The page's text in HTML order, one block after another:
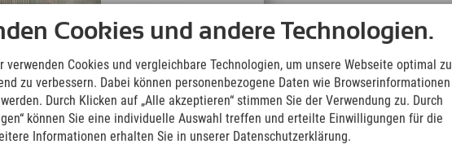
Cookies und andere Technologien.
verwenden Cookies und vergleichbare Technologien, um unsere Webseite optimal zu
zu verbessern. Dabei können personenbezogene Daten wie Browserinformationen
Durch Klicken auf „Alle akzeptieren“ stimmen Sie der Verwendung zu. Durch
können Sie eine individuelle Auswahl treffen und erteilte Einwilligungen für die
Informationen erhalten Sie in unserer Datenschutzerklärung.
Deutsch
(German)
English
(English)
Italiano
(Italian)
Čeština
(Czech)